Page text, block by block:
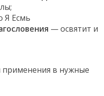
Я Есмь
— освятит и
применения в нужные